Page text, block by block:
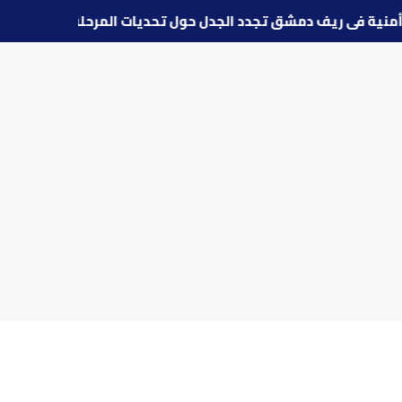
أمنية في ريف دمشق تجدد الجدل حول تحديات المرحلة